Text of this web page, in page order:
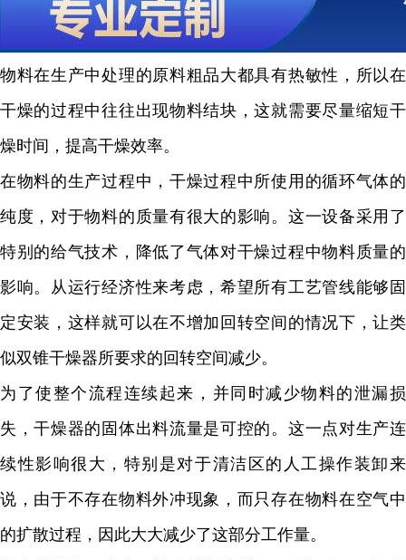
物料在生产中处理的原料粗品大都具有热敏性，所以在
干燥的过程中往往出现物料结块，这就需要尽量缩短干
燥时间，提高干燥效率。
在物料的生产过程中，干燥过程中所使用的循环气体的
纯度，对于物料的质量有很大的影响。这一设备采用了
特别的给气技术，降低了气体对干燥过程中物料质量的
影响。从运行经济性来考虑，希望所有工艺管线能够固
定安装，这样就可以在不增加回转空间的情况下，让类
似双锥干燥器所要求的回转空间减少。
为了使整个流程连续起来，并同时减少物料的泄漏损
失，干燥器的固体出料流量是可控的。这一点对生产连
续性影响很大，特别是对于清洁区的人工操作装卸来
说，由于不存在物料外冲现象，而只存在物料在空气中
的扩散过程，因此大大减少了这部分工作量。